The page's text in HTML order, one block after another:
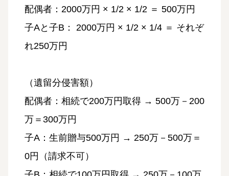
配偶者：2000万円 × 1/2 × 1/2 ＝ 500万円
子Aと子B： 2000万円 × 1/2 × 1/4 ＝ それぞ
れ250万円
（遺留分侵害額）
配偶者：相続で200万円取得 → 500万－200
万＝300万円
子A：生前贈与500万円 → 250万－500万＝
0円（請求不可）